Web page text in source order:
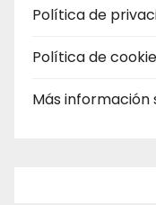
Política de
Política de
Más información